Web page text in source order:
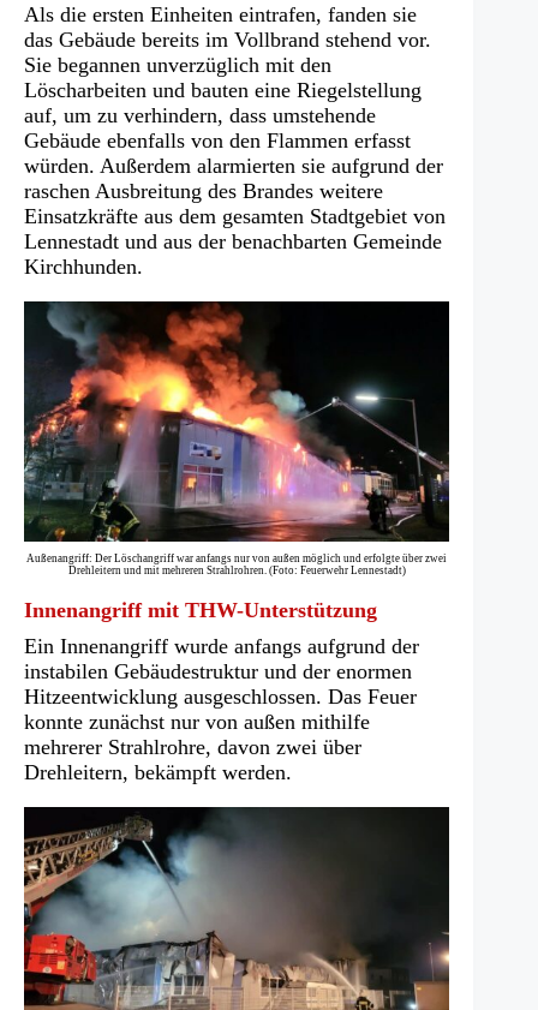
Als die ersten Einheiten eintrafen, fanden sie
das Gebäude bereits im Vollbrand stehend vor.
Sie begannen unverzüglich mit den
Löscharbeiten und bauten eine Riegelstellung
auf, um zu verhindern, dass umstehende
Gebäude ebenfalls von den Flammen erfasst
würden. Außerdem alarmierten sie aufgrund der
raschen Ausbreitung des Brandes weitere
Einsatzkräfte aus dem gesamten Stadtgebiet von
Lennestadt und aus der benachbarten Gemeinde
Kirchhunden.
Außenangriff: Der Löschangriff war anfangs nur von außen möglich und erfolgte über zwei
Drehleitern und mit mehreren Strahlrohren. (Foto: Feuerwehr Lennestadt)
Innenangriff mit THW-Unterstützung
Ein Innenangriff wurde anfangs aufgrund der
instabilen Gebäudestruktur und der enormen
Hitzeentwicklung ausgeschlossen. Das Feuer
konnte zunächst nur von außen mithilfe
mehrerer Strahlrohre, davon zwei über
Drehleitern, bekämpft werden.